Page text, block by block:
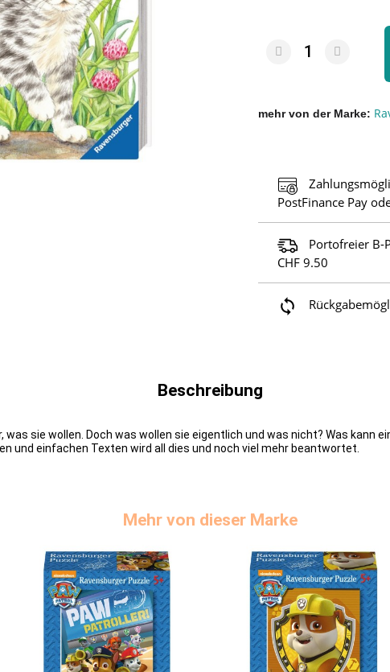
mehr von der Marke
PostFinance Pay
Portofreier B-
CHF 9.50
Beschreibung
was sie wollen. Doch was wollen sie eigentlich und was nicht? Was kann
und einfachen Texten wird all dies und noch viel mehr beantwortet.
Mehr von dieser Marke